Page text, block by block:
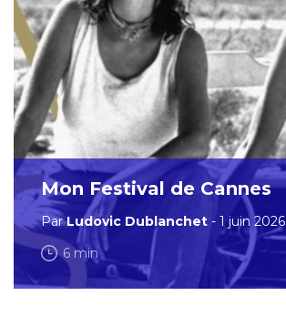
Mon Festival de Cannes
ParLudovic Dublanchet - 1 juin 2026
6 min